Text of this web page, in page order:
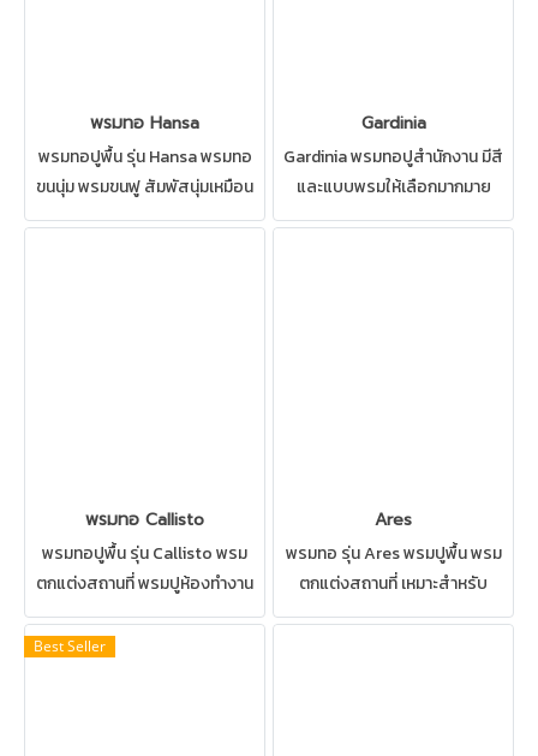
พรมทอ Hansa
พรมทอปูพื้น รุ่น Hansa พรมทอ
ขนนุ่ม พรมขนฟู สัมพัสนุ่มเหมือน
อยู่ในโรงแรม ติดตั้งพรมทางเดิน
Gardinia
Gardinia พรมทอปูสำนักงาน มีสี
และแบบพรมให้เลือกมากมาย
เหมาะสำหรับ ห้องทำงาน ห้อง
พรมทอ Callisto
พรมทอปูพื้น รุ่น Callisto พรม
ตกแต่งสถานที่ พรมปูห้องทำงาน
เหมาะสำหรับ ห้องทำงาน ห้อง
ประชุม ทางเดิน ทำความสะอาด
Ares
พรมทอ รุ่น Ares พรมปูพื้น พรม
ตกแต่งสถานที่ เหมาะสำหรับ
สำนักงาน ห้องทำงาน ห้องประชุม
Best Seller